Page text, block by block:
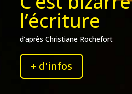
l’écriture
d’après Christiane Rochefort
+ d'infos